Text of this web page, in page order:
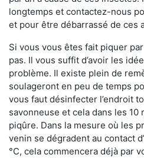
longtemps et contactez-nous
et pour être débarrassé de ces
Si vous vous êtes fait piquer
pas. Il vous suffit d’avoir les
problème. Il existe plein de
soulageront en peu de temps
vous faut désinfecter l’endroit
savonneuse et cela dans les
piqûre. Dans la mesure où les
venin se dégradent au contact
°C, cela commencera déjà par